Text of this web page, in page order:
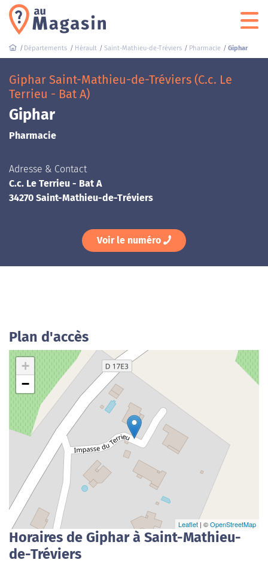
Départements Hérault Saint-Mathieu-de-Tréviers Pharmacie Giphar
Giphar Saint-Mathieu-de-Tréviers (C.c. Le
Terrieu - Bat A)
Giphar
Pharmacie
Adresse & Contact
C.c. Le Terrieu - Bat A
34270 Saint-Mathieu-de-Tréviers
Voir le numéro
Plan d'accès
+
−
Leaflet | ©OpenStreetMap
Horaires de Giphar à Saint-Mathieu-
de-Tréviers